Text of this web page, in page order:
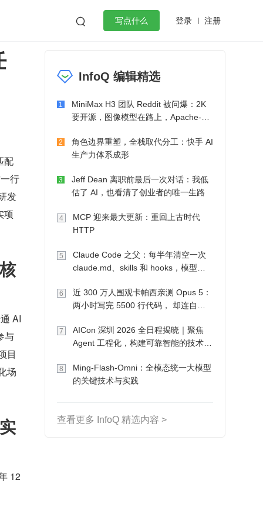
 写点什么 登录 注册
作
微服务架构 flutter
配
行
发
项
AI
与
目
场
12
InfoQ 编辑精选
1
MiniMax H3 团队 Reddit 被问爆：2K
要开源，图像模型在路上，Apache-2.0
2
角色边界重塑，全栈取代分工：快手 AI
生产力体系成形
3
Jeff Dean 离职前最后一次对话：我低
估了 AI，也看清了创业者的唯一生路
4
MCP 迎来最大更新：重回上古时代
HTTP
5
Claude Code 之父：每半年清空一次
claude.md、skills 和 hooks，模型自
6
近 300 万人围观卡帕西亲测 Opus 5：
两小时写完 5500 行代码， 却连自己
7
AICon 深圳 2026 全日程揭晓｜聚焦
Agent 工程化，构建可靠智能的技术路
8
Ming-Flash-Omni：全模态统一大模型
的关键技术与实践
查看更多 InfoQ 精选内容 >